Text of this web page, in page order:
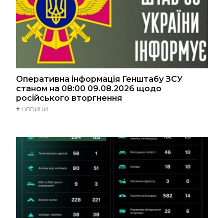
Оперативна інформація Генштабу ЗСУ
станом на 08:00 09.08.2026 щодо
російського вторгнення
# НОВИНИ